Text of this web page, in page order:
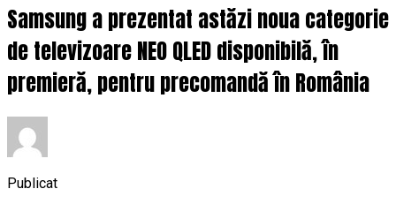
Samsung a prezentat astăzi noua categorie
de televizoare NEO QLED disponibilă, în
premieră, pentru precomandă în România
Publicat